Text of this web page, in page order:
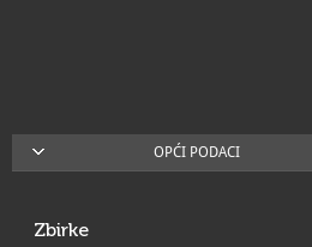
OPĆI PODACI
Zbirke